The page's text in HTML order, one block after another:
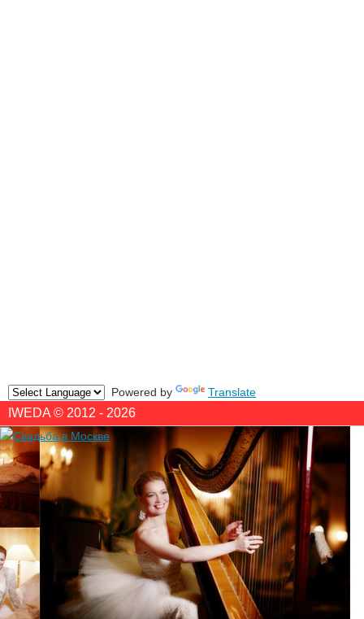
Powered by Translate
IWEDA © 2012 - 2026